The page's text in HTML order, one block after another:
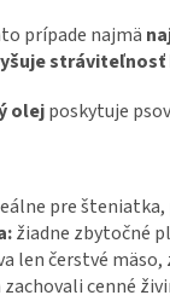
prípade najmä
stráviteľnosť
olejposkytuje
pre šteniatka,
žiadne zbytočné
len čerstvé
zachovali cenné